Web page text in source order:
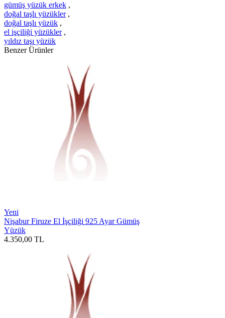
gümüş yüzük erkek ,
doğal taşlı yüzükler ,
doğal taşlı yüzük ,
el işçiliği yüzükler ,
yıldız taşı yüzük
Benzer Ürünler
Yeni
Nişabur Firuze El İşçiliği 925 Ayar Gümüş
Yüzük
4.350,00 TL